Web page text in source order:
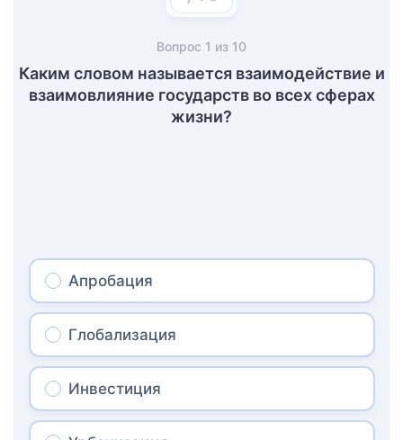
Вопрос 1 из 10
Каким словом называется взаимодействие и
взаимовлияние государств во всех сферах
жизни?
Апробация
Глобализация
Инвестиция